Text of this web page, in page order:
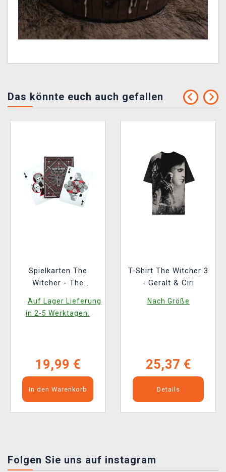
Das könnte euch auch gefallen
Spielkarten The
Witcher - The
Auf Lager Lieferung
in 2-5 Werktagen.
19,99 €
In den Warenkorb
T-Shirt The Witcher 3
- Geralt & Ciri
Nach Größe
25,37 €
Details
Folgen Sie uns auf instagram